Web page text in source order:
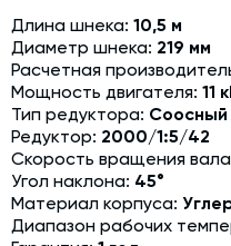
Модернизация и
производств
Зимний комплект.
Срочная техпомощь.
завода
Доставка, шеф-монтаж и
Автоматизированные
Длина шнека: 10,5 м
Диаметр шнека: 219 мм
Расчетная
Мощность двигателя: 11
Тип редуктора: Соосный
Редуктор: 2000/1:5/42
Скорость вращения
Угол наклона: 45°
Материал корпуса:
Диапазон рабочих